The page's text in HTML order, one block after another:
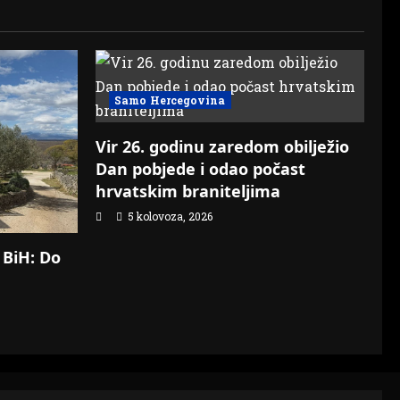
Do
Samo Hercegovina
Vir 26. godinu zaredom obilježio
Dan pobjede i odao počast
hrvatskim braniteljima
5 kolovoza, 2026